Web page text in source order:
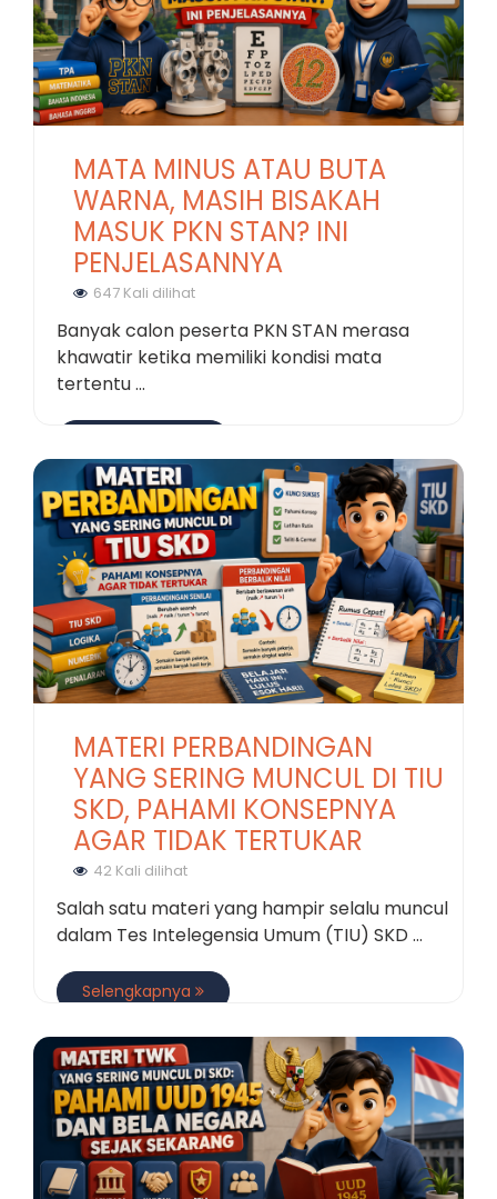
MATA MINUS ATAU BUTA
WARNA, MASIH BISAKAH
MASUK PKN STAN? INI
PENJELASANNYA
647 Kali dilihat
Banyak calon peserta PKN STAN merasa
khawatir ketika memiliki kondisi mata
tertentu ...
MATERI PERBANDINGAN
YANG SERING MUNCUL DI TIU
SKD, PAHAMI KONSEPNYA
AGAR TIDAK TERTUKAR
42 Kali dilihat
Salah satu materi yang hampir selalu muncul
dalam Tes Intelegensia Umum (TIU) SKD ...
Selengkapnya